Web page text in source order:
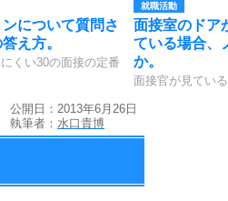
について質問さ
え方。
くい30の面接の定番
就職活動
面接室のドア
ている場合、
か。
面接官が見てい
公開日：2013年6月26日
執筆者： 水口貴博